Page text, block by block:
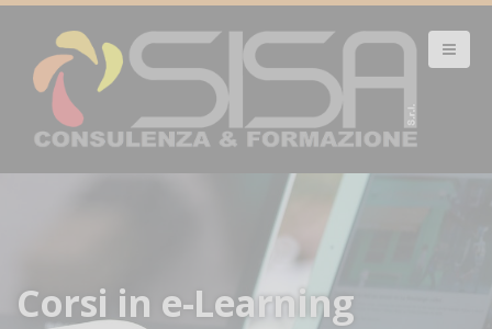
Corsi in e-Learning